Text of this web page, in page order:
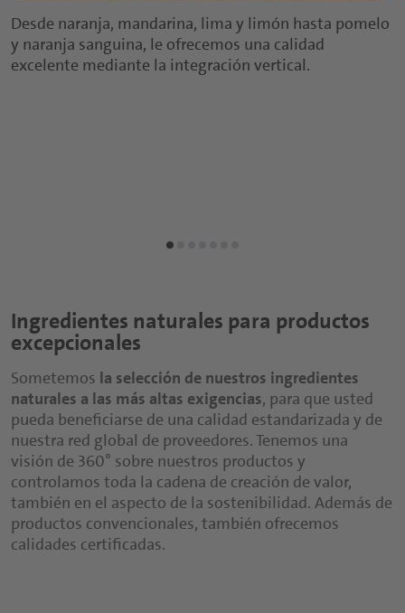
Desde naranja, mandarina, lima y limón hasta pomelo
y naranja sanguina, le ofrecemos una calidad
excelente mediante la integración vertical.
Ingredientes naturales para productos
excepcionales
Sometemos la selección de nuestros ingredientes
naturales a las más altas exigencias, para que usted
pueda beneficiarse de una calidad estandarizada y de
nuestra red global de proveedores. Tenemos una
visión de 360° sobre nuestros productos y
controlamos toda la cadena de creación de valor,
también en el aspecto de la sostenibilidad. Además de
productos convencionales, también ofrecemos
calidades certificadas.